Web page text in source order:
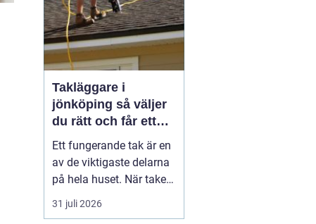
Takläggare i
jönköping så väljer
du rätt och får ett
tak som håller
Ett fungerande tak är en
av de viktigaste delarna
på hela huset. När taket
börjar bli slitet påverkar
det både tryggheten,
31 juli 2026